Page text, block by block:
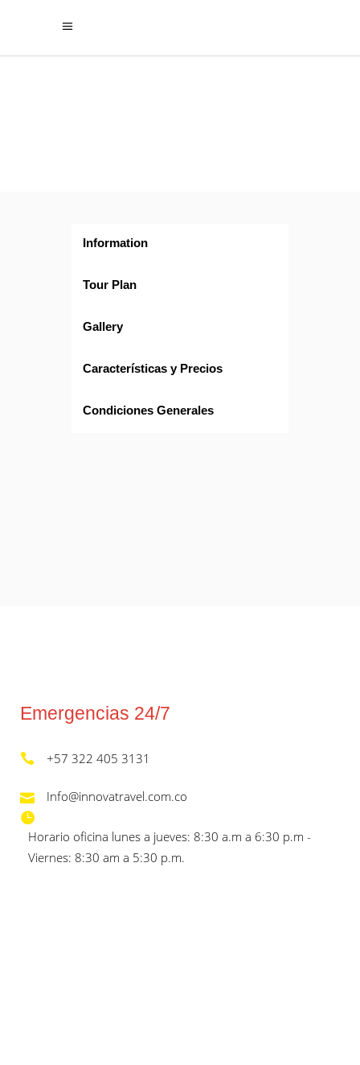
Information
Tour Plan
Gallery
Características y Precios
Condiciones Generales
Emergencias 24/7
+57 322 405 3131
Info@innovatravel.com.co
Horario oficina lunes a jueves: 8:30 a.m a 6:30 p.m -
Viernes: 8:30 am a 5:30 p.m.